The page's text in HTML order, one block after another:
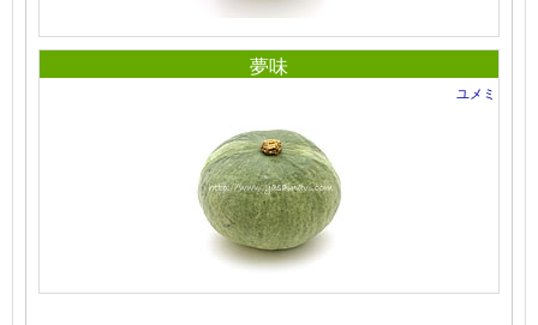
夢味
ユメミ